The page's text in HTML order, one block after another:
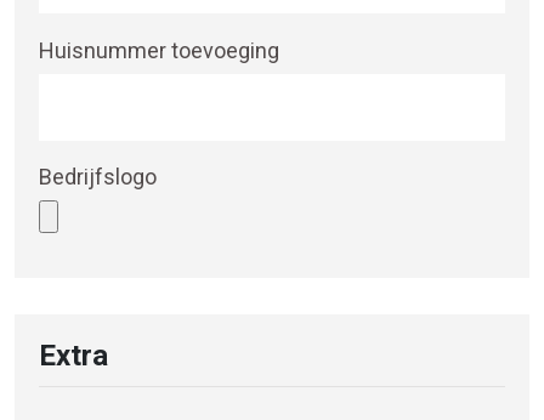
Huisnummer toevoeging
Bedrijfslogo
Extra